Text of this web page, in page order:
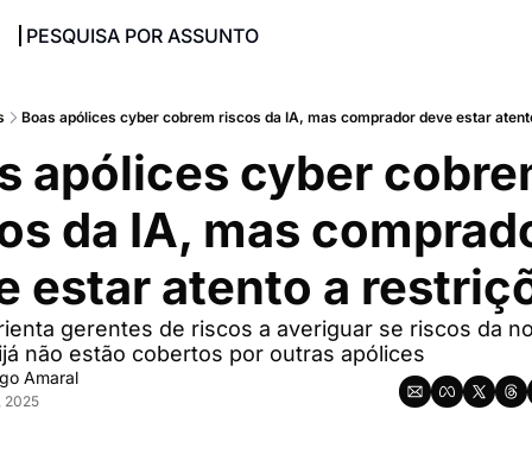
PESQUISA POR ASSUNTO
Boas apólices cyber cobrem riscos da IA, mas comprador deve estar
apólices cyber
da IA, mas
estar atento a
gerentes de riscos a averiguar se riscos da
não estão cobertos por outras apólices
Amaral
2025